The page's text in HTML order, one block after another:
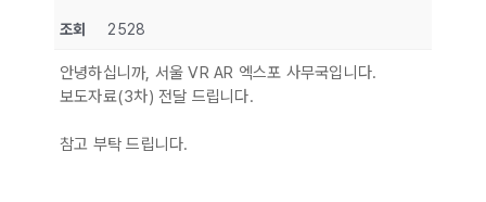
조회 2528
안녕하십니까, 서울 VR AR 엑스포 사무국입니다.
보도자료(3차) 전달 드립니다.
참고 부탁 드립니다.